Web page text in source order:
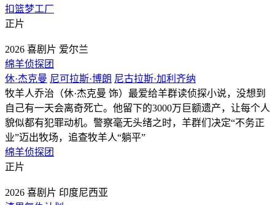
扣篮梦工厂
正片
2026 喜剧片 爱尔兰
绵羊侦探团
休·杰克曼 尼可拉斯·博朗 尼古拉斯·加利齐纳
牧羊人乔治（休·杰克曼 饰）最爱给羊群读侦探小说，没想到
自己有一天会离奇死亡。他留下的3000万巨额遗产，让每个人
貌似都有犯罪动机。警察毫无头绪之时，羊群们决定“不务正
业”迈出牧场，追查牧羊人“躺平”
绵羊侦探团
正片
2026 喜剧片 印度尼西亚